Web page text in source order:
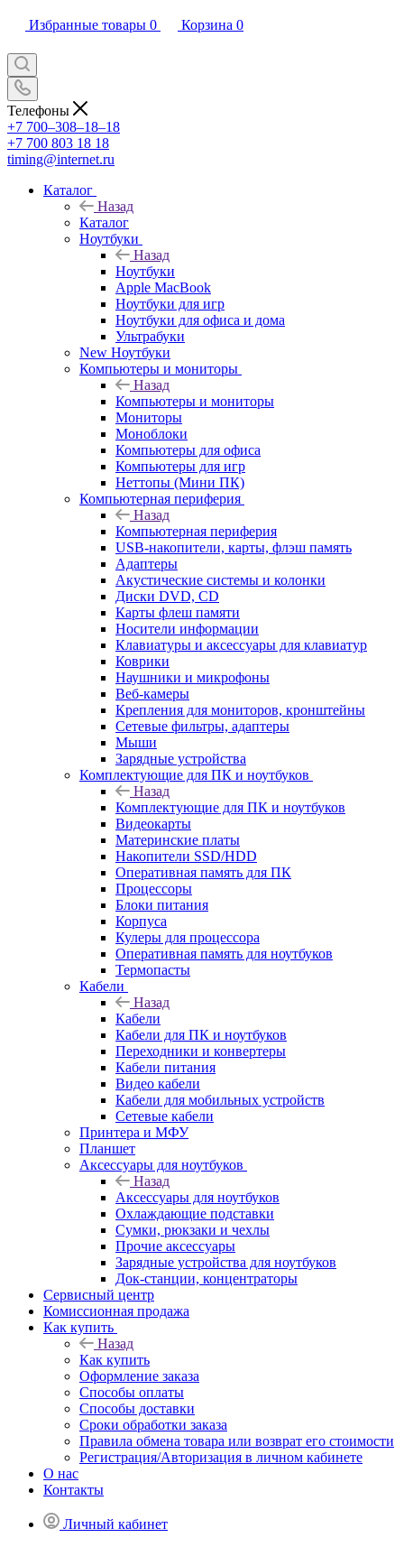
Избранные товары 0 Корзина 0
Телефоны
+7 700‒308‒18‒18
+7 700 803 18 18
timing@internet.ru
Каталог
Назад
Каталог
Ноутбуки
Назад
Ноутбуки
Apple MacBook
Ноутбуки для игр
Ноутбуки для офиса и дома
Ультрабуки
New Ноутбуки
Компьютеры и мониторы
Назад
Компьютеры и мониторы
Мониторы
Моноблоки
Компьютеры для офиса
Компьютеры для игр
Неттопы (Мини ПК)
Компьютерная периферия
Назад
Компьютерная периферия
USB-накопители, карты, флэш память
Адаптеры
Акустические системы и колонки
Диски DVD, CD
Карты флеш памяти
Носители информации
Клавиатуры и аксессуары для клавиатур
Коврики
Наушники и микрофоны
Веб-камеры
Крепления для мониторов, кронштейны
Сетевые фильтры, адаптеры
Мыши
Зарядные устройства
Комплектующие для ПК и ноутбуков
Назад
Комплектующие для ПК и ноутбуков
Видеокарты
Материнские платы
Накопители SSD/HDD
Оперативная память для ПК
Процессоры
Блоки питания
Корпуса
Кулеры для процессора
Оперативная память для ноутбуков
Термопасты
Кабели
Назад
Кабели
Кабели для ПК и ноутбуков
Переходники и конвертеры
Кабели питания
Видео кабели
Кабели для мобильных устройств
Сетевые кабели
Принтера и МФУ
Планшет
Аксессуары для ноутбуков
Назад
Аксессуары для ноутбуков
Охлаждающие подставки
Сумки, рюкзаки и чехлы
Прочие аксессуары
Зарядные устройства для ноутбуков
Док-станции, концентраторы
Сервисный центр
Комиссионная продажа
Как купить
Назад
Как купить
Оформление заказа
Способы оплаты
Способы доставки
Сроки обработки заказа
Правила обмена товара или возврат его стоимости
Регистрация/Авторизация в личном кабинете
О нас
Контакты
Личный кабинет